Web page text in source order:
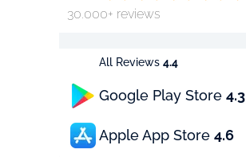
All Reviews 4.4
Google Play Store 4.3
Apple App Store 4.6
30.000+ reviews